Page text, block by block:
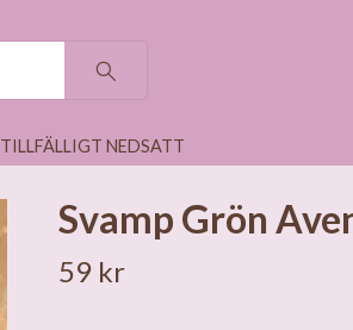
TILLFÄLLIGT NEDSATT
Svamp Grön
59 kr